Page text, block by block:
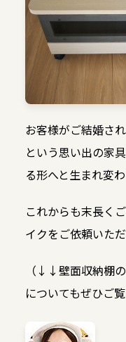
お客様がご結婚さ
という思い出の家
る形へと生まれ変わ
これからも末長く
イクをご依頼いた
（↓↓壁面収納棚
についてもぜひご